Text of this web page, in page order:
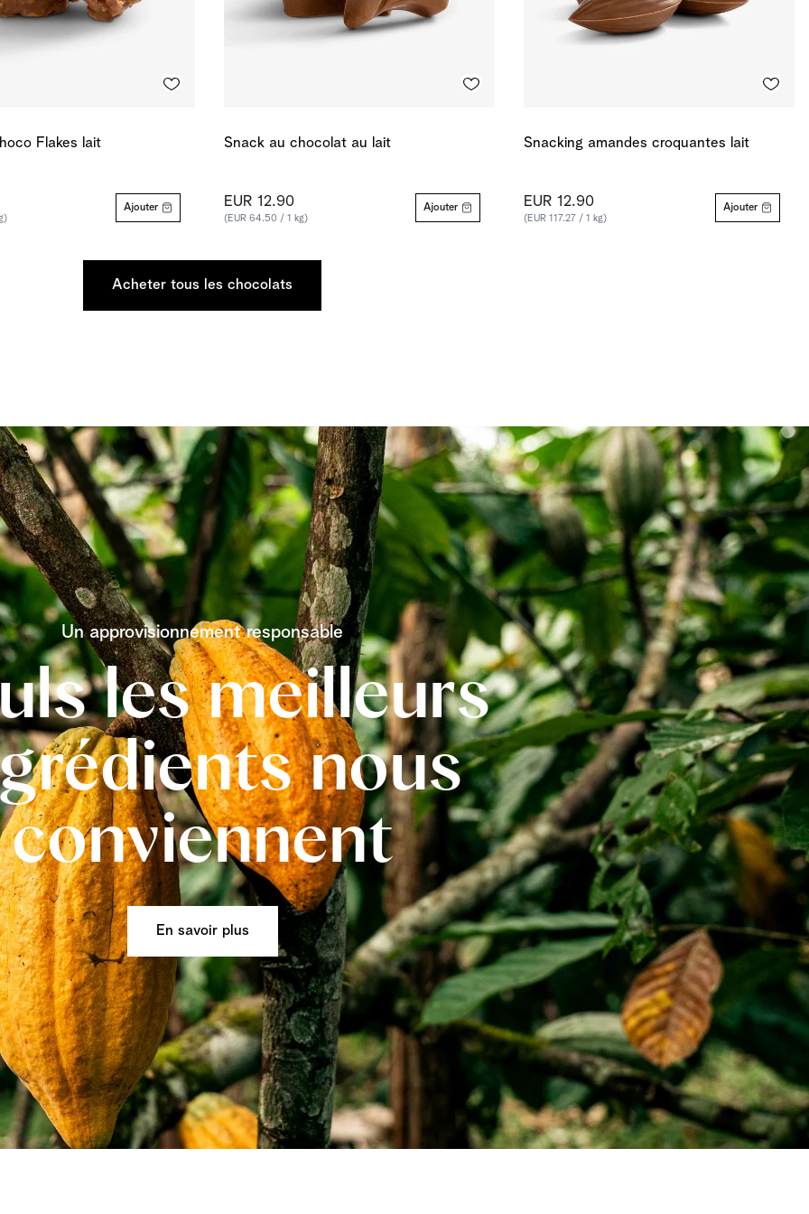
Flakes lait
Ajouter
Snack au chocolat au lait
EUR 12.90
(EUR 64.50 / 1 kg)
Ajouter
Snacking amandes croquantes lait
EUR 12.90
(EUR 117.27 / 1 kg)
Ajouter
Acheter tous les chocolats
Un approvisionnement responsable
les meilleurs
nous
conviennent
En savoir plus